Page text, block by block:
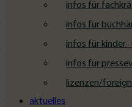
infos für
infos für
infos für kinder-
infos für
lizenzen/
aktuelles